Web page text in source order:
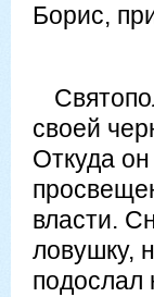
Борис,
своей
Откуда
власти.
ловушку,
подослал